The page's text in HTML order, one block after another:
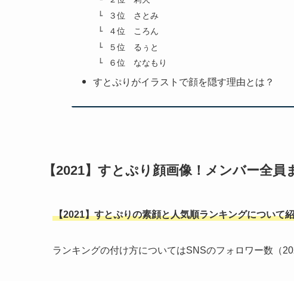
３位 さとみ
４位 ころん
５位 るぅと
６位 ななもり
すとぷりがイラストで顔を隠す理由とは？
【2021】すとぷり顔画像！メンバー全員
【2021】すとぷりの素顔と人気順ランキングについて
ランキングの付け方についてはSNSのフォロワー数（